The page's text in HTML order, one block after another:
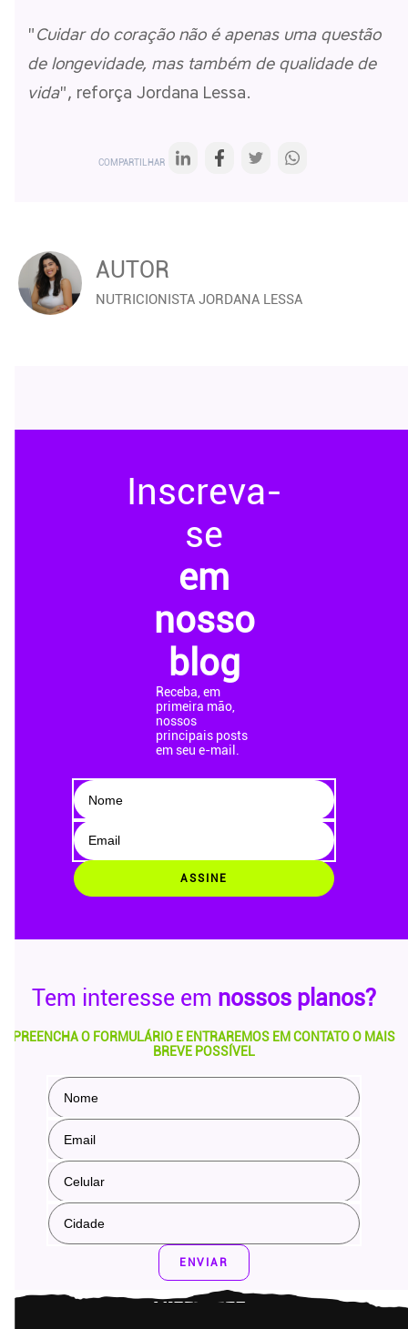
"Cuidar do coração não é apenas uma questão
de longevidade, mas também de qualidade de
vida", reforça Jordana Lessa.
COMPARTILHAR
AUTOR
NUTRICIONISTA JORDANA LESSA
Inscreva-
se
em
nosso
blog
Receba, em
primeira mão,
nossos
principais posts
em seu e-mail.
ASSINE
Tem interesse em nossos planos?
PREENCHA O FORMULÁRIO E ENTRAREMOS EM CONTATO O MAIS
BREVE POSSÍVEL
ENVIAR